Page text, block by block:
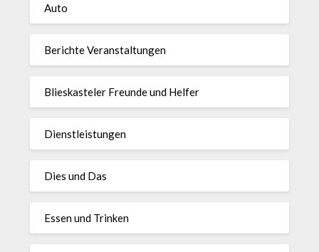
Auto
Berichte Veranstaltungen
Blieskasteler Freunde und Helfer
Dienstleistungen
Dies und Das
Essen und Trinken